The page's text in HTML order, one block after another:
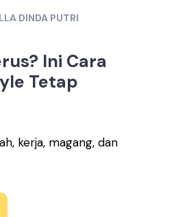
DINDA PUTRI
Ini Cara
Tetap
kerja, magang, dan